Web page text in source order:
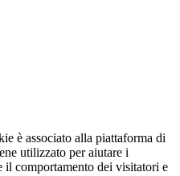
è associato alla piattaforma di
utilizzato per aiutare i
comportamento dei visitatori e